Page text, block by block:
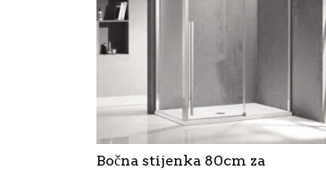
Bočna stijenka 80cm za